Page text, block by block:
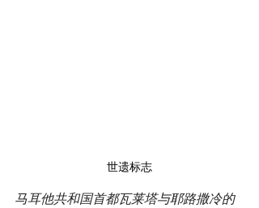
世遗标志
马耳他共和国首都瓦莱塔与耶路撒冷的